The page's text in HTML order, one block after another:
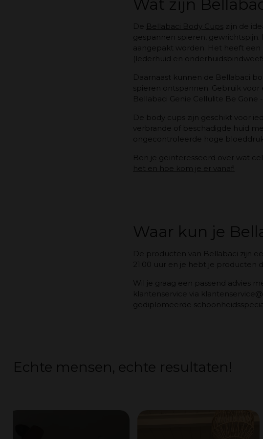
Wat zijn
De Bellabaci Body Cups zijn de
gespannen spieren,
aangepakt worden. Het heeft
(lederhuid en
Daarnaast kunnen de Bellabaci
spieren ontspannen. Gebruik
Bellabaci Genie Cellulite Be Gone -
De body cups zijn geschikt voor
verbrande of beschadigde huid
ongecontroleerde hoge
Ben je geïnteresseerd over wat
het en hoe kom je er vanaf!
Waar kun je
De producten van Bellabaci zijn
21:00 uur en je hebt je producten
Wil je graag een passend advies
klantenservice via
gediplomeerde
Echte mensen, echte resultaten!